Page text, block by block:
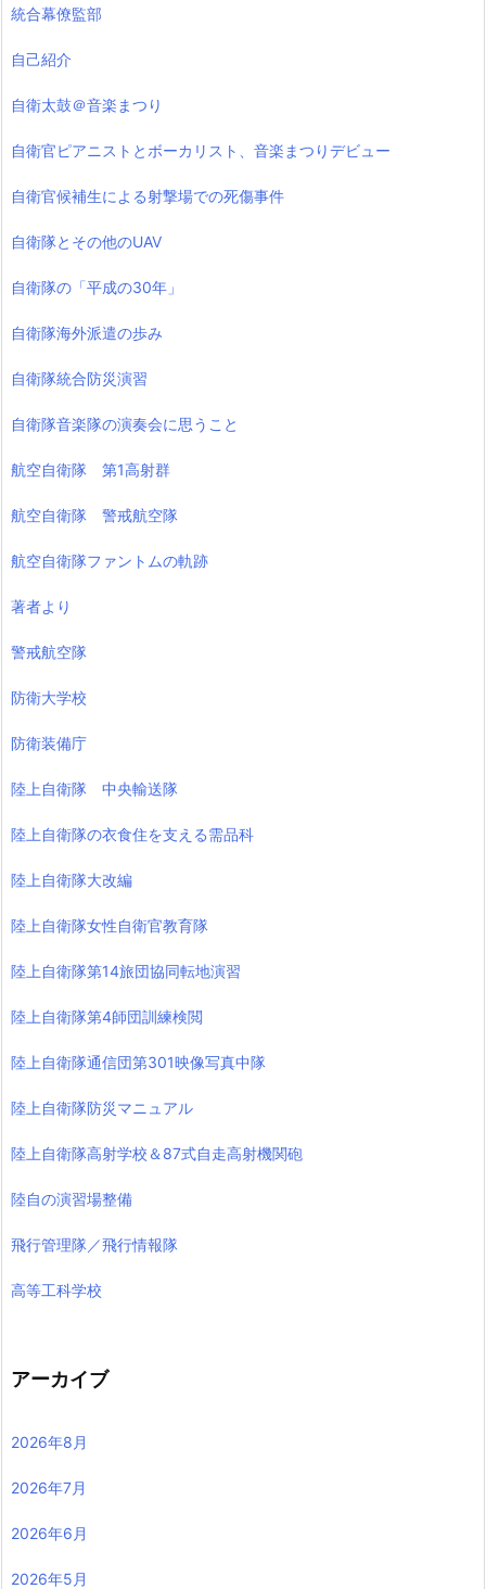
統合幕僚監部
自己紹介
自衛太鼓＠音楽まつり
自衛官ピアニストとボーカリスト、音楽まつりデビュー
自衛官候補生による射撃場での死傷事件
自衛隊とその他のUAV
自衛隊の「平成の30年」
自衛隊海外派遣の歩み
自衛隊統合防災演習
自衛隊音楽隊の演奏会に思うこと
航空自衛隊 第1高射群
航空自衛隊 警戒航空隊
航空自衛隊ファントムの軌跡
著者より
警戒航空隊
防衛大学校
防衛装備庁
陸上自衛隊 中央輸送隊
陸上自衛隊の衣食住を支える需品科
陸上自衛隊大改編
陸上自衛隊女性自衛官教育隊
陸上自衛隊第14旅団協同転地演習
陸上自衛隊第4師団訓練検閲
陸上自衛隊通信団第301映像写真中隊
陸上自衛隊防災マニュアル
陸上自衛隊高射学校＆87式自走高射機関砲
陸自の演習場整備
飛行管理隊／飛行情報隊
高等工科学校
アーカイブ
2026年8月
2026年7月
2026年6月
2026年5月